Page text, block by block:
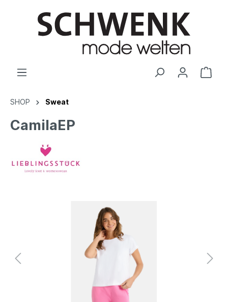
SHOP Sweat
CamilaEP